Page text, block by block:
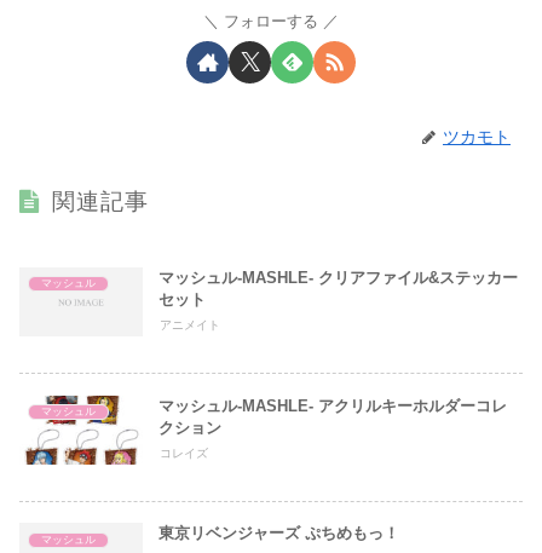
フォローする
ツカモト
関連記事
マッシュル
マッシュル-MASHLE- クリアファイル&ステッカー
セット
アニメイト
マッシュル
マッシュル-MASHLE- アクリルキーホルダーコレ
クション
コレイズ
マッシュル 東京リベンジャーズ ぷちめもっ！